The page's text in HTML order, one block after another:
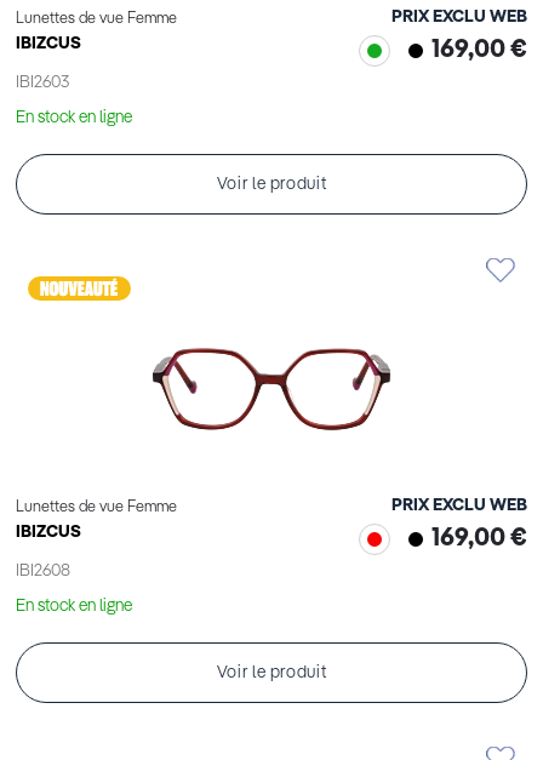
Lunettes de vue Femme
IBIZCUS
IBI2603
PRIX EXCLU WEB
169,00 €
En stock en ligne
Voir le produit
Lunettes de vue Femme
IBIZCUS
IBI2608
PRIX EXCLU WEB
169,00 €
En stock en ligne
Voir le produit